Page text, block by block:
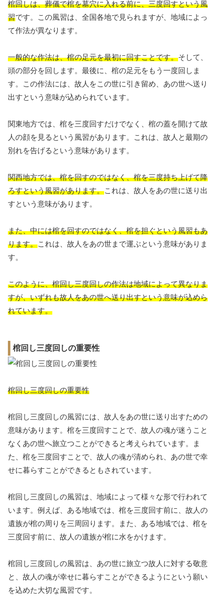
棺回しは、葬儀で棺を墓穴に入れる前に、三度回すという風
習です。この風習は、全国各地で見られますが、地域によっ
て作法が異なります。
一般的な作法は、棺の足元を最初に回すことです。そして、
頭の部分を回します。最後に、棺の足元をもう一度回しま
す。この作法には、故人をこの世に引き留め、あの世へ送り
出すという意味が込められています。
関東地方では、棺を三度回すだけでなく、棺の蓋を開けて故
人の顔を見るという風習があります。これは、故人と最期の
別れを告げるという意味があります。
関西地方では、棺を回すのではなく、棺を三度持ち上げて降
ろすという風習があります。これは、故人をあの世に送り出
すという意味があります。
また、中には棺を回すのではなく、棺を担ぐという風習もあ
ります。これは、故人をあの世まで運ぶという意味がありま
す。
このように、棺回し三度回しの作法は地域によって異なりま
すが、いずれも故人をあの世へ送り出すという意味が込めら
れています。
棺回し三度回しの重要性
棺回し三度回しの重要性
棺回し三度回しの風習には、故人をあの世に送り出すための
意味があります。棺を三度回すことで、故人の魂が迷うこと
なくあの世へ旅立つことができると考えられています。ま
た、棺を三度回すことで、故人の魂が清められ、あの世で幸
せに暮らすことができるともされています。
棺回し三度回しの風習は、地域によって様々な形で行われて
います。例えば、ある地域では、棺を三度回す前に、故人の
遺族が棺の周りを三周回ります。また、ある地域では、棺を
三度回す前に、故人の遺族が棺に水をかけます。
棺回し三度回しの風習は、あの世に旅立つ故人に対する敬意
と、故人の魂が幸せに暮らすことができるようにという願い
を込めた大切な風習です。